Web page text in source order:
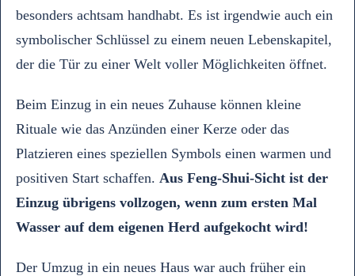
besonders achtsam handhabt. Es ist irgendwie auch ein
symbolischer Schlüssel zu einem neuen Lebenskapitel,
der die Tür zu einer Welt voller Möglichkeiten öffnet.
Beim Einzug in ein neues Zuhause können kleine
Rituale wie das Anzünden einer Kerze oder das
Platzieren eines speziellen Symbols einen warmen und
positiven Start schaffen. Aus Feng-Shui-Sicht ist der
Einzug übrigens vollzogen, wenn zum ersten Mal
Wasser auf dem eigenen Herd aufgekocht wird!
Der Umzug in ein neues Haus war auch früher ein